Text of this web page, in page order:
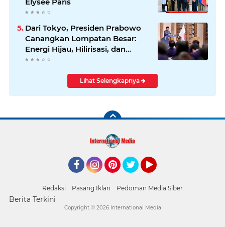
Dari Tokyo, Presiden Prabowo
Canangkan Lompatan Besar:
Energi Hijau, Hilirisasi, dan
Diplomasi Ekonomi
Lihat Selengkapnya
Redaksi Pasang Iklan Pedoman Media Siber
Berita Terkini
Copyright © 2026 International Media